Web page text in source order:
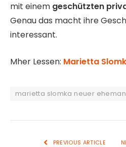
mit einem geschützten
Genau das macht ihre
interessant.
Mher Lessen: Marietta
marietta slomka neuer
PREVIOUS ARTICLE